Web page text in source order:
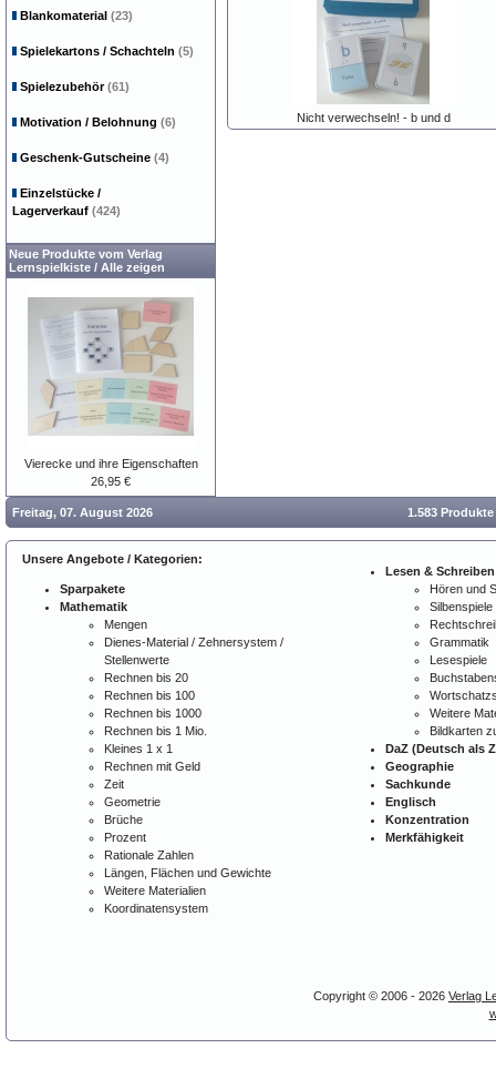
Nicht verwechseln! - b und d
Blankomaterial (23)
Spielekartons / Schachteln (5)
Spielezubehör(61)
Motivation / Belohnung (6)
Geschenk-Gutscheine (4)
Einzelstücke /
Lagerverkauf (424)
Neue Produkte vom Verlag
Lernspielkiste / Alle zeigen
Vierecke und ihre Eigenschaften
26,95 €
Freitag, 07. August 2026 1.583
Unsere Angebote / Kategorien:
Sparpakete
Mathematik
Mengen
Dienes-Material / Zehnersystem /
Stellenwerte
Rechnen bis 20
Rechnen bis 100
Rechnen bis 1000
Rechnen bis 1 Mio.
Kleines 1 x 1
Rechnen mit Geld
Zeit
Geometrie
Brüche
Prozent
Rationale Zahlen
Längen, Flächen und Gewichte
Weitere Materialien
Koordinatensystem
Lesen & Schreiben
Hören und
Silbenspiele
Grammatik
Lesespiele
Weitere
Bildkarten
DaZ (Deutsch als
Geographie
Sachkunde
Englisch
Konzentration
Merkfähigkeit
Copyright © 2006 - 2026 Verlag